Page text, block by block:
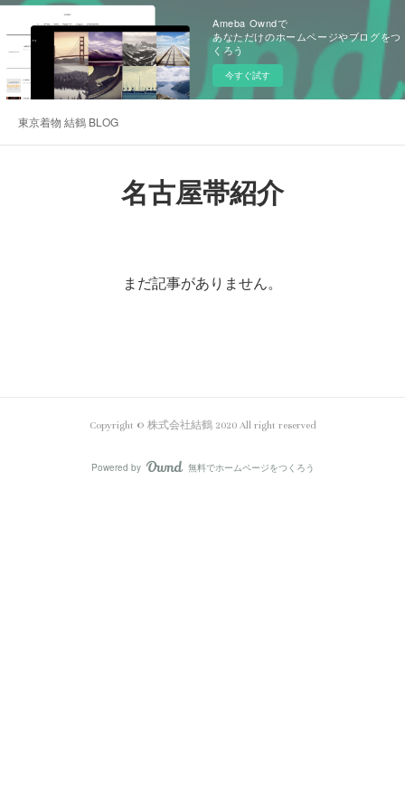
Ameba Owndで
あなただけのホームページやブログをつ
くろう
今すぐ試す
東京着物 結鶴 BLOG
名古屋帯紹介
まだ記事がありません。
Copyright ©︎ 株式会社結鶴 2020 All right reserved
Powered by AmebaOwnd
無料でホームページをつくろう